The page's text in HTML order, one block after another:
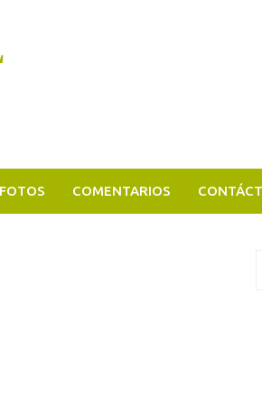
FOTOS COMENTARIOS